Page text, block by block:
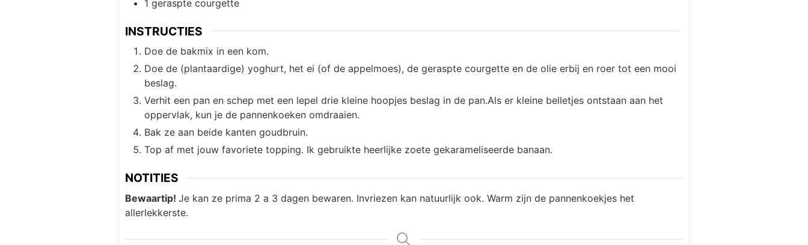
1 geraspte courgette
INSTRUCTIES
Doe de bakmix in een kom.
Doe de (plantaardige) yoghurt, het ei (of de appelmoes), de geraspte courgette en de olie erbij en roer tot een mooi
beslag.
Verhit een pan en schep met een lepel drie kleine hoopjes beslag in de pan.Als er kleine belletjes ontstaan aan het
oppervlak, kun je de pannenkoeken omdraaien.
Bak ze aan beide kanten goudbruin.
Top af met jouw favoriete topping. Ik gebruikte heerlijke zoete gekarameliseerde banaan.
NOTITIES
Bewaartip! Je kan ze prima 2 a 3 dagen bewaren. Invriezen kan natuurlijk ook. Warm zijn de pannenkoekjes het
allerlekkerste.